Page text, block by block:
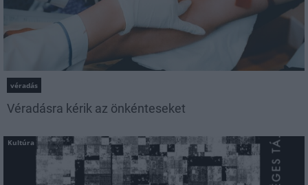
véradás
Véradásra kérik az önkénteseket
Kultúra